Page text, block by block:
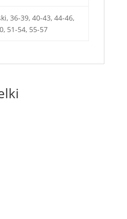
36-39, 40-43, 44-46,
51-54, 55-57